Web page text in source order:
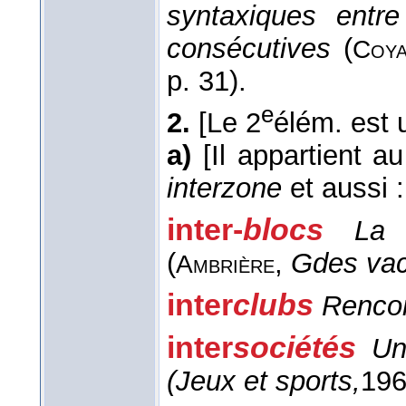
syntaxiques
consécutives (
p. 31).
2. [Le 2eélém. est
a) [Il appartient
interzone et aussi :
inter-blocs La
(Ambrière, Gdes
interclubs
intersociétés
(Jeux et sports,